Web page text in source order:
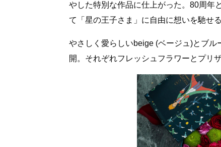
やした特別な作品に仕上がった。80周年
て「星の王子さま」に自由に想いを馳せ
やさしく愛らしいbeige (ベージュ)とブ
開。それぞれフレッシュフラワーとプリ